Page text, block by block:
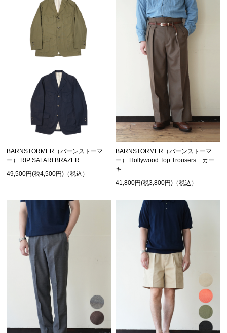
BARNSTORMER（バーンストーマ
ー） RIP SAFARI BRAZER
49,500円(税4,500円)（税込）
BARNSTORMER（バーンストーマ
ー） Hollywood Top Trousers カー
キ
41,800円(税3,800円)（税込）